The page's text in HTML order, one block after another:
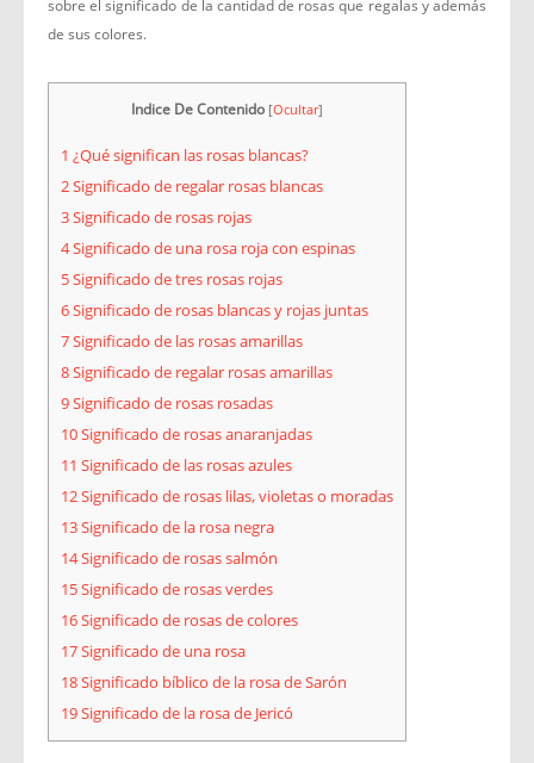
sobre el significado de la cantidad de rosas que regalas y además
de sus colores.
Indice De Contenido [Ocultar]
1 ¿Qué significan las rosas blancas?
2Significado de regalar rosas blancas
3Significado de rosas rojas
4Significado de una rosa roja con espinas
5Significado de tres rosas rojas
6Significado de rosas blancas y rojas juntas
7Significado de las rosas amarillas
8Significado de regalar rosas amarillas
9Significado de rosas rosadas
10Significado de rosas anaranjadas
11 Significado de las rosas azules
12Significado de rosas lilas, violetas o moradas
13Significado de la rosa negra
14Significado de rosas salmón
15Significado de rosas verdes
16Significado de rosas de colores
17Significado de una rosa
18Significado bíblico de la rosa de Sarón
19Significado de la rosa de Jericó